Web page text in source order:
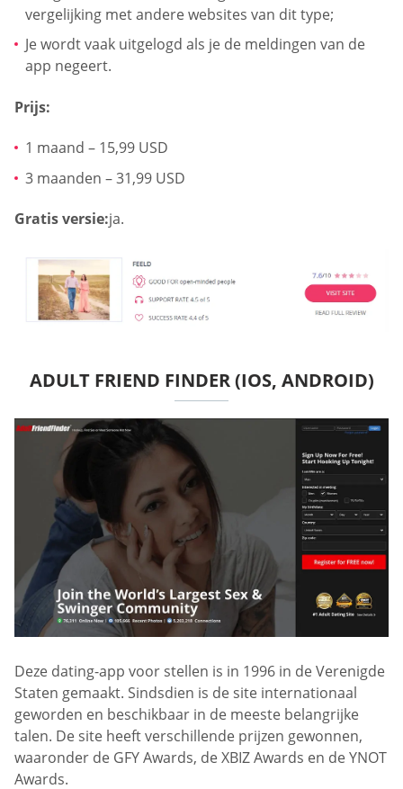
vergelijking met andere websites van dit type;
Je wordt vaak uitgelogd als je de meldingen van de
app negeert.
Prijs:
1 maand – 15,99 USD
3 maanden – 31,99 USD
Gratis versie:ja.
ADULT FRIEND FINDER (IOS, ANDROID)
Deze dating-app voor stellen is in 1996 in de Verenigde
Staten gemaakt. Sindsdien is de site internationaal
geworden en beschikbaar in de meeste belangrijke
talen. De site heeft verschillende prijzen gewonnen,
waaronder de GFY Awards, de XBIZ Awards en de YNOT
Awards.